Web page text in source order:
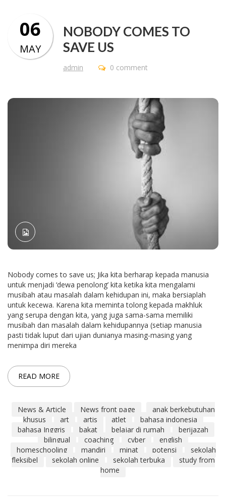
NOBODY COMES TO
SAVE US
admin
06
MAY
0 comment
Nobody comes to save us; Jika kita berharap kepada manusia
untuk menjadi ‘dewa penolong’ kita ketika kita mengalami
musibah atau masalah dalam kehidupan ini, maka bersiaplah
untuk kecewa. Karena kita meminta tolong kepada makhluk
yang serupa dengan kita, yang juga sama-sama memiliki
musibah dan masalah dalam kehidupannya (setiap manusia
pasti tidak luput dari ujian dunianya masing-masing yang
menimpa diri mereka
READ MORE
News & Article News front page
anak berkebutuhan
khusus
art artis atlet
bahasa indonesia
bahasa Inggris
bakat belajar di rumah
berijazah
bilingual
coaching cyber
english
homeschooling
mandiri minat potensi
sekolah
fleksibel
sekolah online sekolah terbuka
study from
home